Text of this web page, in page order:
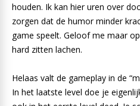
houden. Ik kan hier uren over
zorgen dat de humor minder
game speelt. Geloof me maar
hard zitten lachen.
Helaas valt de gameplay in de
In het laatste level doe je